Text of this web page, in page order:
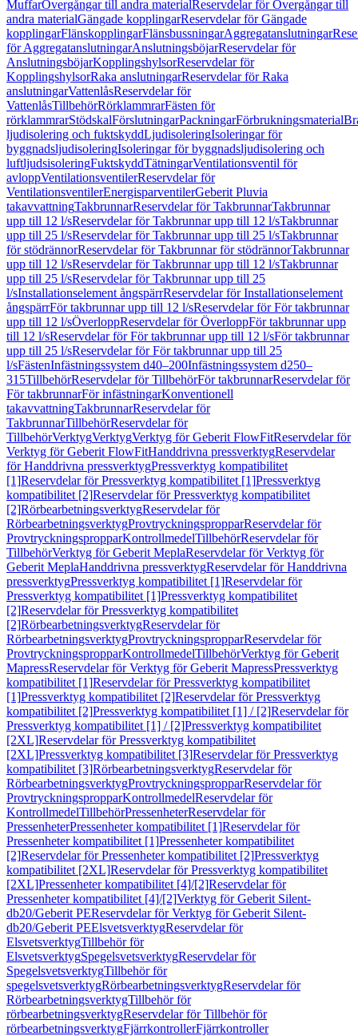
MuffarÖvergångar till andra materialReservdelar för Övergångar till
andra materialGängade kopplingarReservdelar för Gängade
kopplingarFlänskopplingarFlänsbussningarAggregatanslutningar
för AggregatanslutningarAnslutningsböjarReservdelar för
AnslutningsböjarKopplingshylsorReservdelar för
KopplingshylsorRaka anslutningarReservdelar för Raka
anslutningarVattenlåsReservdelar för
VattenlåsTillbehörRörklammrarFästen för
rörklammrarStödskalFörslutningarPackningarFörbrukningsmaterial
ljudisolering och fuktskyddLjudisoleringIsoleringar för
byggnadsljudisoleringIsoleringar för byggnadsljudisolering och
luftljudsisoleringFuktskyddTätningarVentilationsventil för
avloppVentilationsventilerReservdelar för
VentilationsventilerEnergisparventilerGeberit Pluvia
takavvattningTakbrunnarReservdelar för TakbrunnarTakbrunnar
upp till 12 l/sReservdelar för Takbrunnar upp till 12 l/sTakbrunnar
upp till 25 l/sReservdelar för Takbrunnar upp till 25 l/sTakbrunnar
för stödrännorReservdelar för Takbrunnar för stödrännorTakbrunnar
upp till 12 l/sReservdelar för Takbrunnar upp till 12 l/sTakbrunnar
upp till 25 l/sReservdelar för Takbrunnar upp till 25
l/sInstallationselement ångspärrReservdelar för Installationselement
ångspärrFör takbrunnar upp till 12 l/sReservdelar för För takbrunnar
upp till 12 l/sÖverloppReservdelar för ÖverloppFör takbrunnar upp
till 12 l/sReservdelar för För takbrunnar upp till 12 l/sFör takbrunnar
upp till 25 l/sReservdelar för För takbrunnar upp till 25
l/sFästenInfästningssystem d40–200Infästningssystem d250–
315TillbehörReservdelar för TillbehörFör takbrunnarReservdelar för
För takbrunnarFör infästningarKonventionell
takavvattningTakbrunnarReservdelar för
TakbrunnarTillbehörReservdelar för
TillbehörVerktygVerktygVerktyg för Geberit FlowFitReservdelar för
Verktyg för Geberit FlowFitHanddrivna pressverktygReservdelar
för Handdrivna pressverktygPressverktyg kompatibilitet
[1]Reservdelar för Pressverktyg kompatibilitet [1]Pressverktyg
kompatibilitet [2]Reservdelar för Pressverktyg kompatibilitet
[2]RörbearbetningsverktygReservdelar för
RörbearbetningsverktygProvtryckningspropparReservdelar för
ProvtryckningspropparKontrollmedelTillbehörReservdelar för
TillbehörVerktyg för Geberit MeplaReservdelar för Verktyg för
Geberit MeplaHanddrivna pressverktygReservdelar för Handdrivna
pressverktygPressverktyg kompatibilitet [1]Reservdelar för
Pressverktyg kompatibilitet [1]Pressverktyg kompatibilitet
[2]Reservdelar för Pressverktyg kompatibilitet
[2]RörbearbetningsverktygReservdelar för
RörbearbetningsverktygProvtryckningspropparReservdelar för
ProvtryckningspropparKontrollmedelTillbehörVerktyg för Geberit
MapressReservdelar för Verktyg för Geberit MapressPressverktyg
kompatibilitet [1]Reservdelar för Pressverktyg kompatibilitet
[1]Pressverktyg kompatibilitet [2]Reservdelar för Pressverktyg
kompatibilitet [2]Pressverktyg kompatibilitet [1] / [2]Reservdelar för
Pressverktyg kompatibilitet [1] / [2]Pressverktyg kompatibilitet
[2XL]Reservdelar för Pressverktyg kompatibilitet
[2XL]Pressverktyg kompatibilitet [3]Reservdelar för Pressverktyg
kompatibilitet [3]RörbearbetningsverktygReservdelar för
RörbearbetningsverktygProvtryckningspropparReservdelar för
ProvtryckningspropparKontrollmedelReservdelar för
KontrollmedelTillbehörPressenheterReservdelar för
PressenheterPressenheter kompatibilitet [1]Reservdelar för
Pressenheter kompatibilitet [1]Pressenheter kompatibilitet
[2]Reservdelar för Pressenheter kompatibilitet [2]Pressverktyg
kompatibilitet [2XL]Reservdelar för Pressverktyg kompatibilitet
[2XL]Pressenheter kompatibilitet [4]/[2]Reservdelar för
Pressenheter kompatibilitet [4]/[2]Verktyg för Geberit Silent-
db20/Geberit PEReservdelar för Verktyg för Geberit Silent-
db20/Geberit PEElsvetsverktygReservdelar för
ElsvetsverktygTillbehör för
ElsvetsverktygSpegelsvetsverktygReservdelar för
SpegelsvetsverktygTillbehör för
spegelsvetsverktygRörbearbetningsverktygReservdelar för
RörbearbetningsverktygTillbehör för
rörbearbetningsverktygReservdelar för Tillbehör för
rörbearbetningsverktygFjärrkontrollerFjärrkontroller